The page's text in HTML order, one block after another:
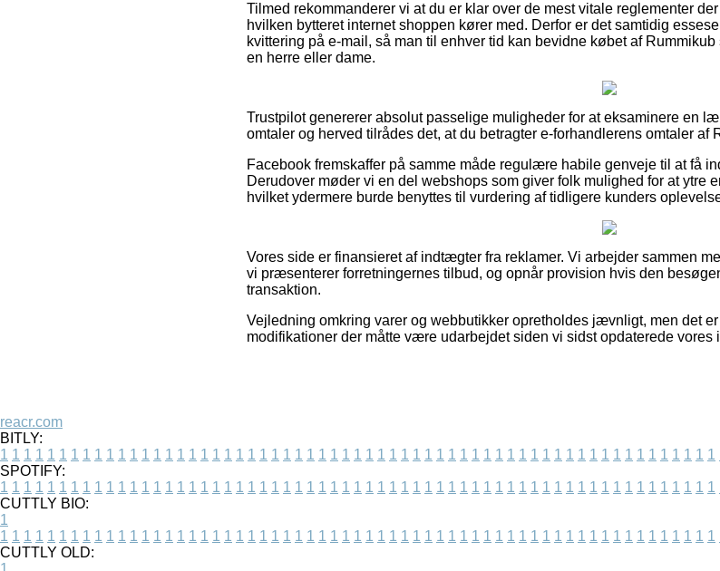
Tilmed rekommanderer vi at du er klar over de mest vitale reglementer
hvilken bytteret internet shoppen kører med. Derfor er det samtidig
kvittering på e-mail, så man til enhver tid kan bevidne købet af
en herre eller dame.
Trustpilot genererer absolut passelige muligheder for at eksaminere en
omtaler og herved tilrådes det, at du betragter e-forhandlerens omtaler af
Facebook fremskaffer på samme måde regulære habile genveje til at få
Derudover møder vi en del webshops som giver folk mulighed for at ytre
hvilket ydermere burde benyttes til vurdering af tidligere kunders
Vores side er finansieret af indtægter fra reklamer. Vi arbejder sammen
vi præsenterer forretningernes tilbud, og opnår provision hvis den
transaktion.
Vejledning omkring varer og webbutikker opretholdes jævnligt, men det
modifikationer der måtte være udarbejdet siden vi sidst opdaterede vores
reacr.com
BITLY:
1 1 1 1 1 1 1 1 1 1 1 1 1 1 1 1 1 1 1 1 1 1 1 1 1 1 1 1 1 1 1 1 1 1 1 1 1 1 1 1 1 1 1 1 1 1 1 1 1 1 1 1 1 1 1 1 1 1 1 1 1
SPOTIFY:
1 1 1 1 1 1 1 1 1 1 1 1 1 1 1 1 1 1 1 1 1 1 1 1 1 1 1 1 1 1 1 1 1 1 1 1 1 1 1 1 1 1 1 1 1 1 1 1 1 1 1 1 1 1 1 1 1 1 1 1 1
CUTTLY BIO:
1
1 1 1 1 1 1 1 1 1 1 1 1 1 1 1 1 1 1 1 1 1 1 1 1 1 1 1 1 1 1 1 1 1 1 1 1 1 1 1 1 1 1 1 1 1 1 1 1 1 1 1 1 1 1 1 1 1 1 1 1 1
CUTTLY OLD: